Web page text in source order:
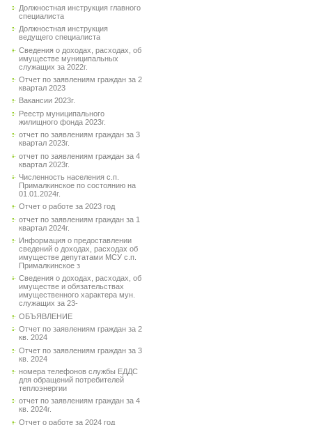
Должностная инструкция главного
специалиста
Должностная инструкция
ведущего специалиста
Сведения о доходах, расходах, об
имуществе муниципальных
служащих за 2022г.
Отчет по заявлениям граждан за 2
квартал 2023
Вакансии 2023г.
Реестр муниципального
жилищного фонда 2023г.
отчет по заявлениям граждан за 3
квартал 2023г.
отчет по заявлениям граждан за 4
квартал 2023г.
Численность населения с.п.
Прималкинское по состоянию на
01.01.2024г.
Отчет о работе за 2023 год
отчет по заявлениям граждан за 1
квартал 2024г.
Информация о предоставлении
сведений о доходах, расходах об
имуществе депутатами МСУ с.п.
Прималкинское з
Сведения о доходах, расходах, об
имуществе и обязательствах
имущественного характера мун.
служащих за 23-
ОБЪЯВЛЕНИЕ
Отчет по заявлениям граждан за 2
кв. 2024
Отчет по заявлениям граждан за 3
кв. 2024
номера телефонов службы ЕДДС
для обращений потребителей
теплоэнергии
отчет по заявлениям граждан за 4
кв. 2024г.
Отчет о работе за 2024 год